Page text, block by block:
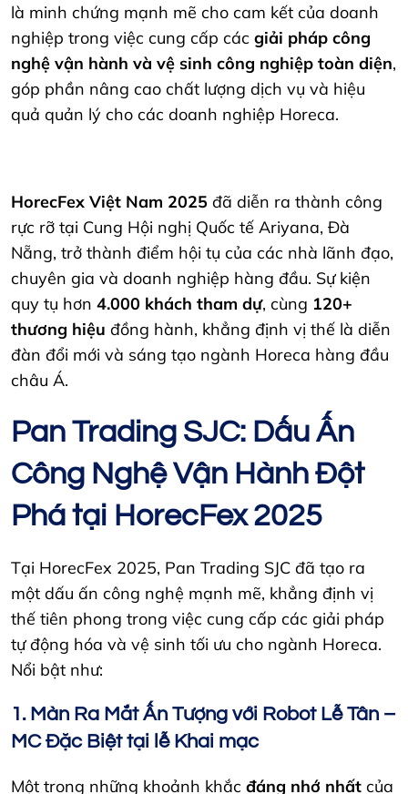
là minh chứng mạnh mẽ cho cam kết của doanh
nghiệp trong việc cung cấp các giải pháp công
nghệ vận hành và vệ sinh công nghiệp toàn diện,
góp phần nâng cao chất lượng dịch vụ và hiệu
quả quản lý cho các doanh nghiệp Horeca.
HorecFex Việt Nam 2025 đã diễn ra thành công
rực rỡ tại Cung Hội nghị Quốc tế Ariyana, Đà
Nẵng, trở thành điểm hội tụ của các nhà lãnh đạo,
chuyên gia và doanh nghiệp hàng đầu. Sự kiện
quy tụ hơn 4.000 khách tham dự, cùng 120+
thương hiệu đồng hành, khẳng định vị thế là diễn
đàn đổi mới và sáng tạo ngành Horeca hàng đầu
châu Á.
Pan Trading SJC: Dấu Ấn
Công Nghệ Vận Hành Đột
Phá tại HorecFex 2025
Tại HorecFex 2025, Pan Trading SJC đã tạo ra
một dấu ấn công nghệ mạnh mẽ, khẳng định vị
thế tiên phong trong việc cung cấp các giải pháp
tự động hóa và vệ sinh tối ưu cho ngành Horeca.
Nổi bật như:
1. Màn Ra Mắt Ấn Tượng với Robot Lễ Tân –
MC Đặc Biệt tại lễ Khai mạc
Một trong những khoảnh khắc đáng nhớ nhất của